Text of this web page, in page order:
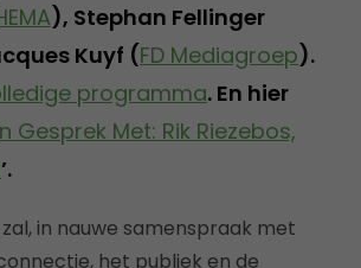
), Stephan Fellinger
Kuyf (FD Mediagroep).
programma. En hier
Gesprek Met: Rik Riezebos,
’.
in nauwe samenspraak met
het publiek en de